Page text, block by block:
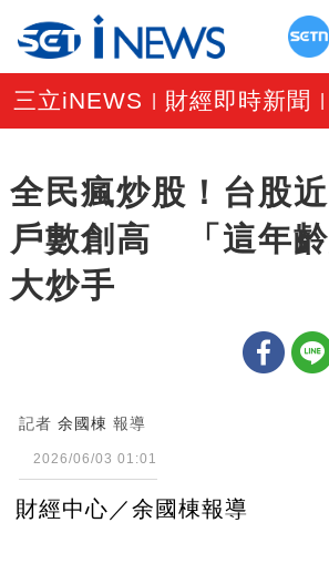
三立iNEWS 財經即時新聞
全民瘋炒股！台股
戶數創高 「這年
大炒手
記者 余國棟 報導
2026/06/03 01:01
財經中心／余國棟報導